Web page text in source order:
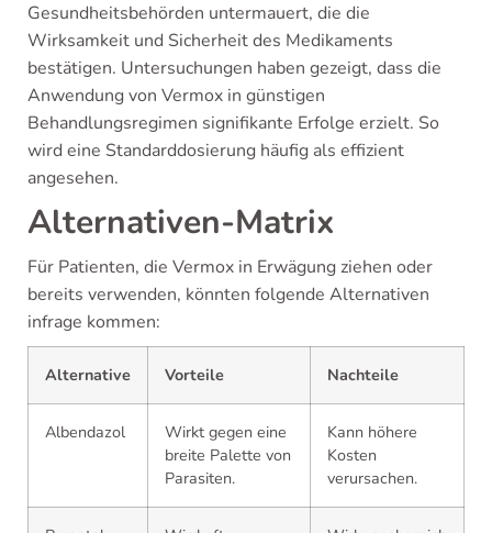
Gesundheitsbehörden untermauert, die die
Wirksamkeit und Sicherheit des Medikaments
bestätigen. Untersuchungen haben gezeigt, dass die
Anwendung von Vermox in günstigen
Behandlungsregimen signifikante Erfolge erzielt. So
wird eine Standarddosierung häufig als effizient
angesehen.
Alternativen-Matrix
Für Patienten, die Vermox in Erwägung ziehen oder
bereits verwenden, könnten folgende Alternativen
infrage kommen:
Alternative Vorteile Nachteile
Albendazol
Wirkt gegen eine
breite Palette von
Parasiten.
Kann höhere
Kosten
verursachen.